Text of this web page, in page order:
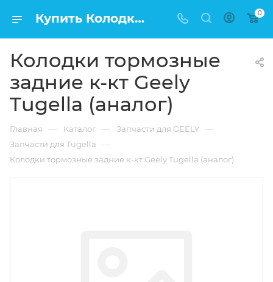
Купить Колодки тормозные задние к-кт Geely Tugella (аналог) в Москве по низкой цене 0
Колодки тормозные
задние к-кт Geely
Tugella (аналог)
Главная — Каталог — Запчасти для GEELY —
Запчасти для Tugella —
Колодки тормозные задние к-кт Geely Tugella (аналог)